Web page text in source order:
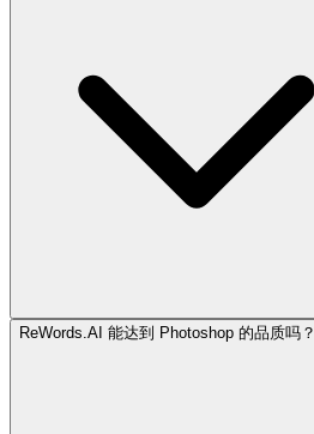
ReWords.AI 能达到 Photoshop 的品质吗？